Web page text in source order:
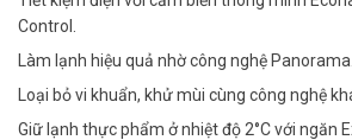
Control.
Làm lạnh hiệu quả nhờ công nghệ Panorama.
Loại bỏ vi khuẩn, khử mùi cùng công nghệ
Giữ lạnh thực phẩm ở nhiệt độ 2°C với ngăn